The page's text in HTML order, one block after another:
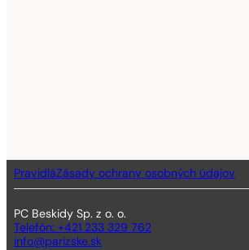
PravidláZásady ochrany osobných údajov
PC Beskidy Sp. z o. o.
Telefón: +421 233 329 762
info@parizske.sk